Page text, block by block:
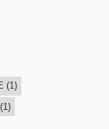
(1)
(1)